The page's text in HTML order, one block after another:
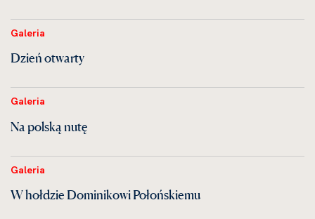
Galeria
Dzień otwarty
Galeria
Na polską nutę
Galeria
W hołdzie Dominikowi Połońskiemu